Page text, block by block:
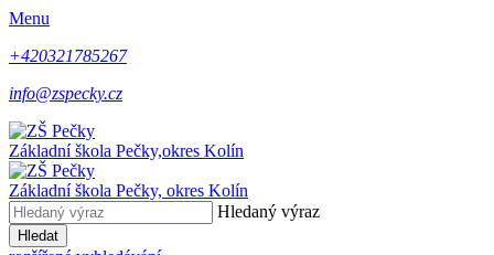
Menu
+420321785267
info@zspecky.cz
Základní škola Pečky,okres Kolín
Základní škola Pečky, okres Kolín
Hledaný výraz
Hledat